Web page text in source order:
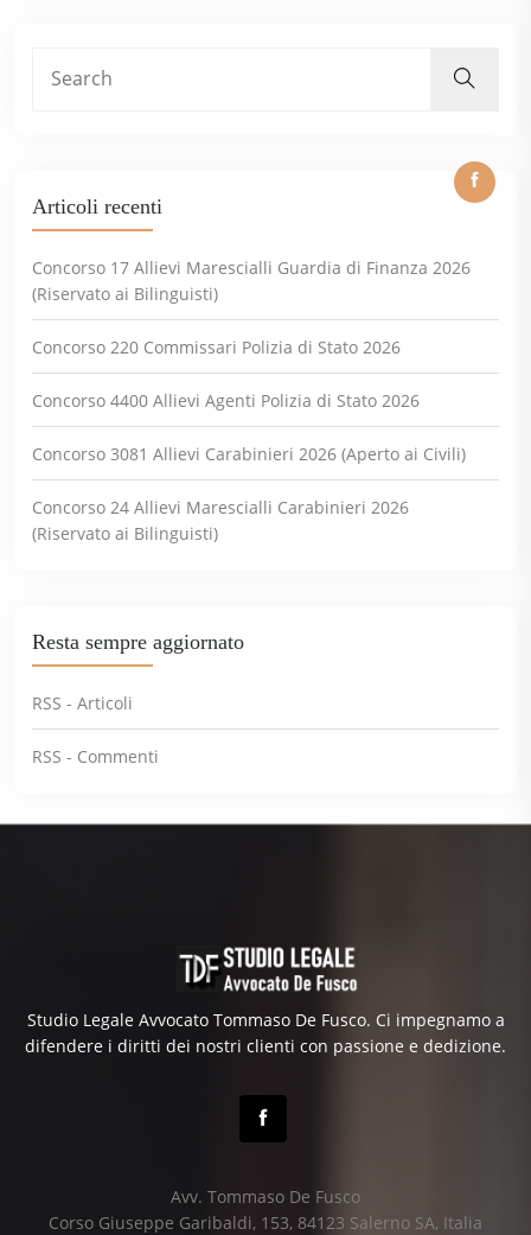
Articoli recenti
Concorso 17 Allievi Marescialli Guardia di Finanza 2026
(Riservato ai Bilinguisti)
Concorso 220 Commissari Polizia di Stato 2026
Concorso 4400 Allievi Agenti Polizia di Stato 2026
Concorso 3081 Allievi Carabinieri 2026 (Aperto ai Civili)
Concorso 24 Allievi Marescialli Carabinieri 2026
(Riservato ai Bilinguisti)
Resta sempre aggiornato
RSS - Articoli
RSS - Commenti
Studio Legale Avvocato Tommaso De Fusco. Ci impegnamo a
difendere i diritti dei nostri clienti con passione e dedizione.
Avv. Tommaso De Fusco
Corso Giuseppe Garibaldi, 153, 84123 Salerno SA, Italia